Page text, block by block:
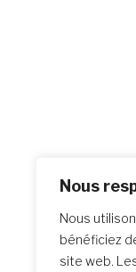
Nous
Nous
bénéficiez
site web.